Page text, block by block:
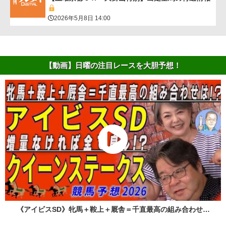
2026年5月8日 14:00
【動画】日曜の注目レースを大胆予想！
《アイビスSD》牝馬＋鞍上＋厩舎＝千直最高の組み合わせ…